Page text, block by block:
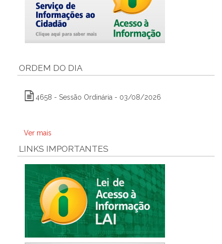
ORDEM DO DIA
4658 - Sessão Ordinária - 03/08/2026
Ver mais
LINKS IMPORTANTES